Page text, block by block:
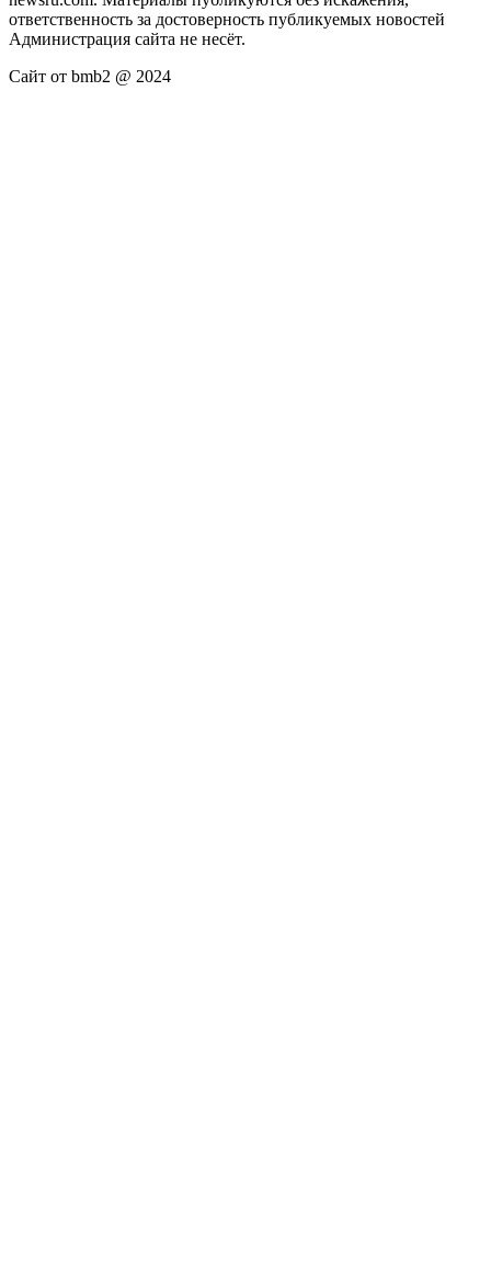
ответственность за достоверность публикуемых новостей
Администрация сайта не несёт.
Сайт от bmb2 @ 2024